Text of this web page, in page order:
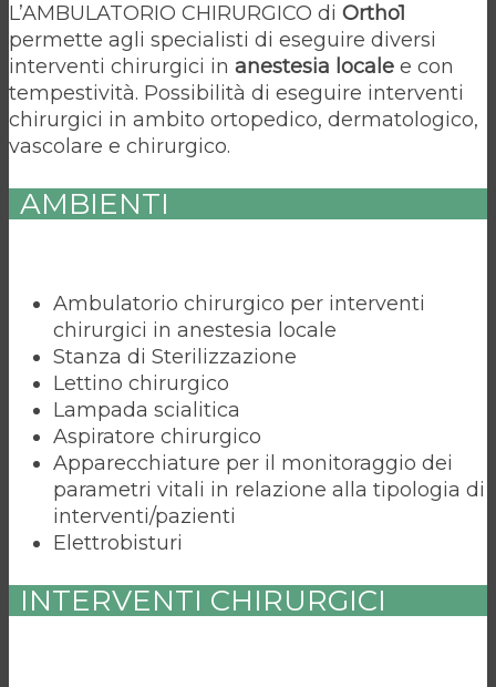
L’AMBULATORIO CHIRURGICO di Ortho1
permette agli specialisti di eseguire diversi
interventi chirurgici in anestesia locale e con
tempestività. Possibilità di eseguire interventi
chirurgici in ambito ortopedico, dermatologico,
vascolare e chirurgico.
AMBIENTI
Ambulatorio chirurgico per interventi
chirurgici in anestesia locale
Stanza di Sterilizzazione
Lettino chirurgico
Lampada scialitica
Aspiratore chirurgico
Apparecchiature per il monitoraggio dei
parametri vitali in relazione alla tipologia di
interventi/pazienti
Elettrobisturi
INTERVENTI CHIRURGICI